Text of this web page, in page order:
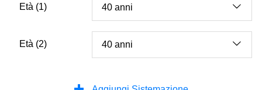
Età (1)
Età (2)